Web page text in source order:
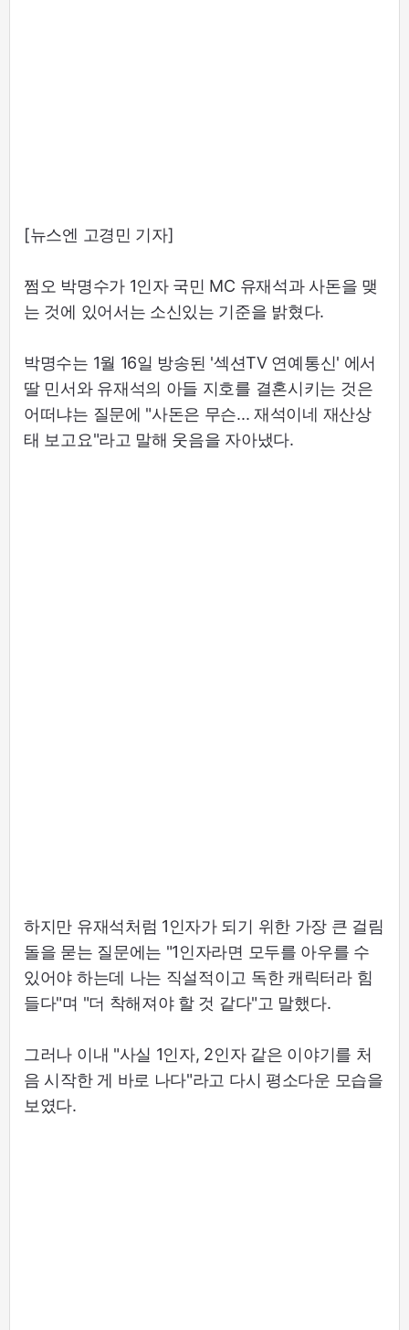
[뉴스엔 고경민 기자]
쩜오 박명수가 1인자 국민 MC 유재석과 사돈을 맺
는 것에 있어서는 소신있는 기준을 밝혔다.
박명수는 1월 16일 방송된 '섹션TV 연예통신' 에서
딸 민서와 유재석의 아들 지호를 결혼시키는 것은
어떠냐는 질문에 "사돈은 무슨... 재석이네 재산상
태 보고요"라고 말해 웃음을 자아냈다.
하지만 유재석처럼 1인자가 되기 위한 가장 큰 걸림
돌을 묻는 질문에는 "1인자라면 모두를 아우를 수
있어야 하는데 나는 직설적이고 독한 캐릭터라 힘
들다"며 "더 착해져야 할 것 같다"고 말했다.
그러나 이내 "사실 1인자, 2인자 같은 이야기를 처
음 시작한 게 바로 나다"라고 다시 평소다운 모습을
보였다.